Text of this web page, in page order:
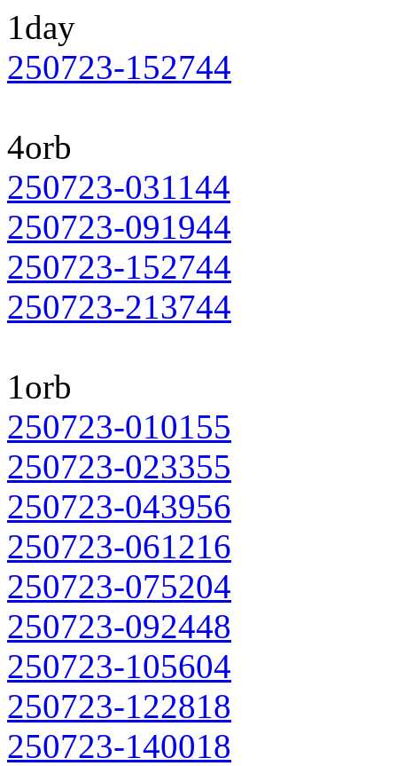
1day
250723-152744
4orb
250723-031144
250723-091944
250723-152744
250723-213744
1orb
250723-010155
250723-023355
250723-043956
250723-061216
250723-075204
250723-092448
250723-105604
250723-122818
250723-140018